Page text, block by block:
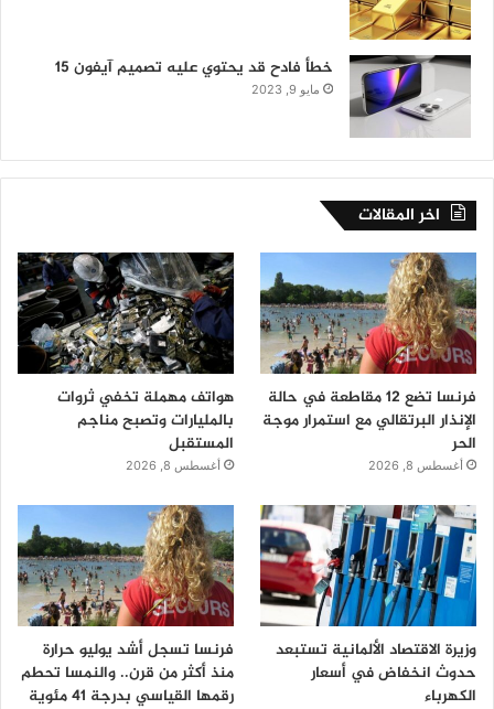
خطأ فادح قد يحتوي عليه تصميم آيفون 15
مايو 9, 2023
اخر المقالات
فرنسا تضع 12 مقاطعة في حالة
الإنذار البرتقالي مع استمرار موجة
الحر
أغسطس 8, 2026
هواتف مهملة تخفي ثروات
بالمليارات وتصبح مناجم
المستقبل
أغسطس 8, 2026
وزيرة الاقتصاد الألمانية تستبعد
حدوث انخفاض في أسعار
الكهرباء
فرنسا تسجل أشد يوليو حرارة
منذ أكثر من قرن.. والنمسا تحطم
رقمها القياسي بدرجة 41 مئوية